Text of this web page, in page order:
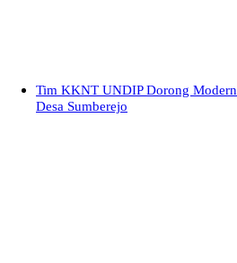
Tim KKNT UNDIP Dorong
Desa Sumberejo